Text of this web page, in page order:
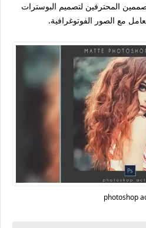
المحترفين لتصميم البوسترات
مع الصور الفوتوغرافية.
photoshop